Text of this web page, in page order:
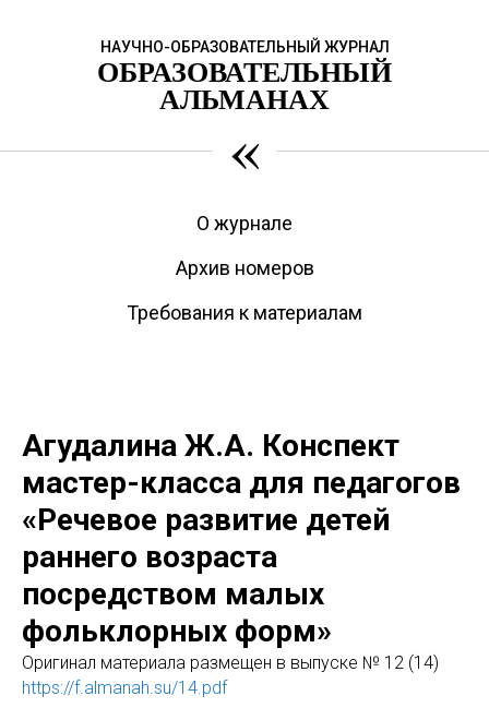
НАУЧНО-ОБРАЗОВАТЕЛЬНЫЙ ЖУРНАЛ
ОБРАЗОВАТЕЛЬНЫЙ
АЛЬМАНАХ
«
О журнале
Архив номеров
Требования к материалам
Агудалина Ж.А. Конспект
мастер-класса для педагогов
«Речевое развитие детей
раннего возраста
посредством малых
фольклорных форм»
Оригинaл материала размещен в выпуске № 12 (14)
https://f.almanah.su/14.pdf